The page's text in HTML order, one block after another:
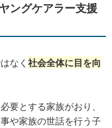
ングケアラー支援
なく 社会全体に目を向
要とする家族がおり、
や家族の世話を行う子